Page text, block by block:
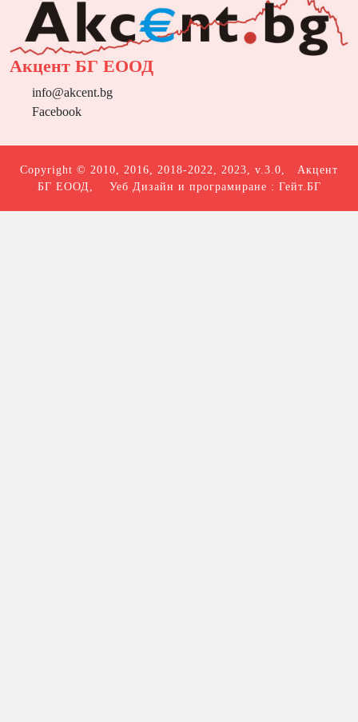
Акцент БГ ЕООД
info@akcent.bg
Facebook
Copyright © 2010, 2016, 2018-2022, 2023, v.3.0, Акцент
БГ ЕООД , Уеб Дизайн и програмиране : Гейт.БГ